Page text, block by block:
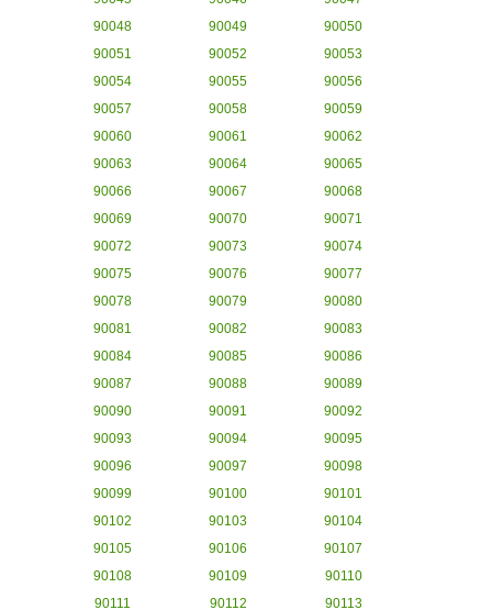
90048
90049
90050
90051
90052
90053
90054
90055
90056
90057
90058
90059
90060
90061
90062
90063
90064
90065
90066
90067
90068
90069
90070
90071
90072
90073
90074
90075
90076
90077
90078
90079
90080
90081
90082
90083
90084
90085
90086
90087
90088
90089
90090
90091
90092
90093
90094
90095
90096
90097
90098
90099
90100
90101
90102
90103
90104
90105
90106
90107
90108
90109
90110
90111
90112 90113